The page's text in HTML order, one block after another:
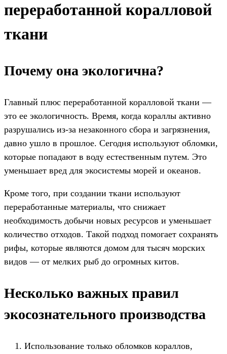
переработанной коралловой
ткани
Почему она экологична?
Главный плюс переработанной коралловой ткани —
это ее экологичность. Время, когда кораллы активно
разрушались из-за незаконного сбора и загрязнения,
давно ушло в прошлое. Сегодня используют обломки,
которые попадают в воду естественным путем. Это
уменьшает вред для экосистемы морей и океанов.
Кроме того, при создании ткани используют
переработанные материалы, что снижает
необходимость добычи новых ресурсов и уменьшает
количество отходов. Такой подход помогает сохранять
рифы, которые являются домом для тысяч морских
видов — от мелких рыб до огромных китов.
Несколько важных правил
экосознательного производства
Использование только обломков кораллов,